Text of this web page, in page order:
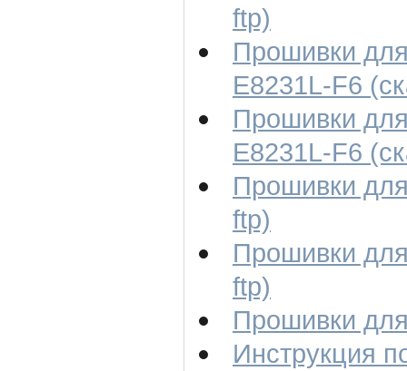
ftp)
Прошивки
E8231L-F6
Прошивки
E8231L-F6
Прошивки
ftp)
Прошивки
ftp)
Прошивки
Инструкция